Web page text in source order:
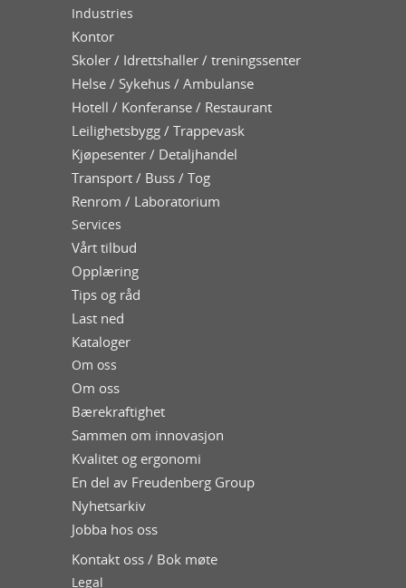
Industries
Kontor
Skoler / Idrettshaller / treningssenter
Helse / Sykehus / Ambulanse
Hotell / Konferanse / Restaurant
Leilighetsbygg / Trappevask
Kjøpesenter / Detaljhandel
Transport / Buss / Tog
Renrom / Laboratorium
Services
Vårt tilbud
Opplæring
Tips og råd
Last ned
Kataloger
Om oss
Om oss
Bærekraftighet
Sammen om innovasjon
Kvalitet og ergonomi
En del av Freudenberg Group
Nyhetsarkiv
Jobba hos oss
Kontakt oss / Bok møte
Legal